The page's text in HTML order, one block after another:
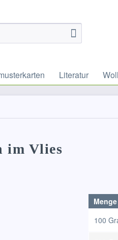
Literatur
im Vlies
Menge
100